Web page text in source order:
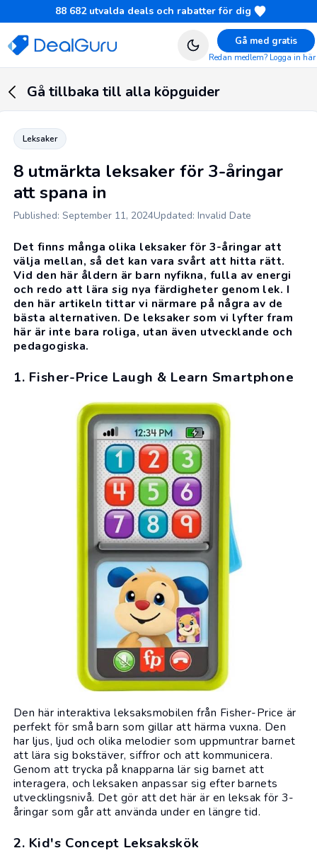
88 682 utvalda deals och rabatter för dig
Gå med gratis
Redan medlem? Logga in här
Gå tillbaka till alla köpguider
Leksaker
8 utmärkta leksaker för 3-åringar
att spana in
Published: September 11, 2024Updated: Invalid Date
Det finns många olika leksaker för 3-åringar att
välja mellan, så det kan vara svårt att hitta rätt.
Vid den här åldern är barn nyfikna, fulla av energi
och redo att lära sig nya färdigheter genom lek. I
den här artikeln tittar vi närmare på några av de
bästa alternativen. De leksaker som vi lyfter fram
här är inte bara roliga, utan även utvecklande och
pedagogiska.
1. Fisher-Price Laugh & Learn Smartphone
Den här interaktiva leksaksmobilen från Fisher-Price är
perfekt för små barn som gillar att härma vuxna. Den
har ljus, ljud och olika melodier som uppmuntrar barnet
att lära sig bokstäver, siffror och att kommunicera.
Genom att trycka på knapparna lär sig barnet att
interagera, och leksaken anpassar sig efter barnets
utvecklingsnivå. Det gör att det här är en leksak för 3-
åringar som går att använda under en längre tid.
2. Kid's Concept Leksakskök